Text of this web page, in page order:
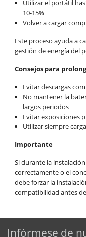
Utilizar el portátil
10-15%
Volver a cargar
Este proceso ayuda a
gestión de energía del
Consejos para
Evitar descargas
No mantener la
largos periodos
Evitar exposiciones
Utilizar siempre
Importante
Si durante la
correctamente o el
debe forzar la
compatibilidad antes
Infórmese de